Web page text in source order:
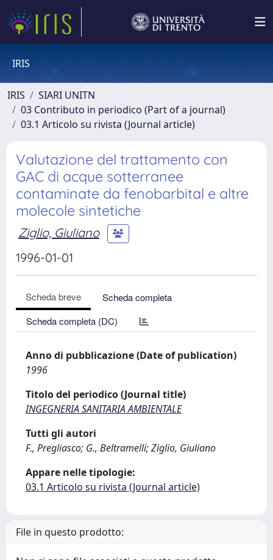
IRIS
IRIS
SIARI UNITN
03 Contributo in periodico (Part of a journal)
03.1 Articolo su rivista (Journal article)
Valutazione del trattamento con
GAC di acque sotterranee
contaminate da fenobarbital e altre
molecole sintetiche
Ziglio, Giuliano
1996-01-01
Scheda breve
Scheda completa
Scheda completa (DC)
Anno di pubblicazione (Date of publication)
1996
Titolo del periodico (Journal title)
INGEGNERIA SANITARIA AMBIENTALE
Tutti gli autori
F., Pregliasco; G., Beltramelli; Ziglio, Giuliano
Appare nelle tipologie:
03.1 Articolo su rivista (Journal article)
File in questo prodotto: